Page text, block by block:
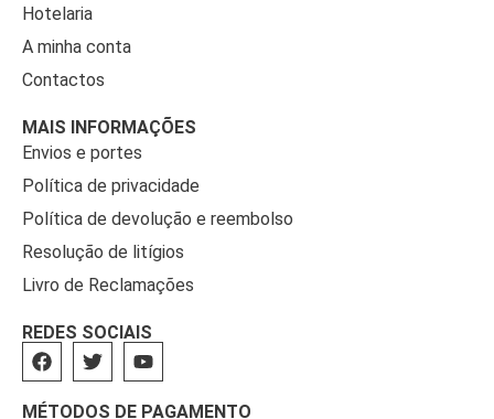
Hotelaria
A minha conta
Contactos
MAIS INFORMAÇÕES
Envios e portes
Política de privacidade
Política de devolução e reembolso
Resolução de litígios
Livro de Reclamações
REDES SOCIAIS
MÉTODOS DE PAGAMENTO